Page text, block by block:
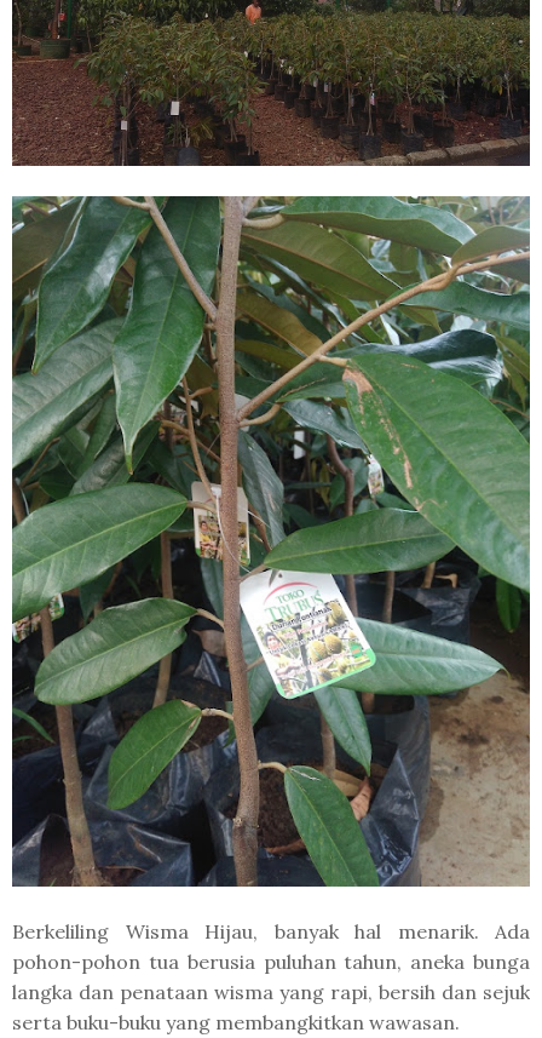
Berkeliling Wisma Hijau, banyak hal menarik. Ada
pohon-pohon tua berusia puluhan tahun, aneka bunga
langka dan penataan wisma yang rapi, bersih dan sejuk
serta buku-buku yang membangkitkan wawasan.